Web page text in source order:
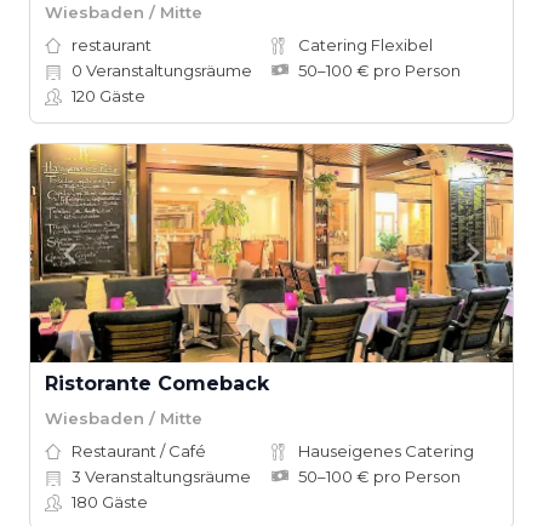
Wiesbaden / Mitte
restaurant
Catering Flexibel
0 Veranstaltungsräume
50–100 € pro Person
120 Gäste
Ristorante Comeback
Wiesbaden / Mitte
Restaurant / Café
Hauseigenes Catering
3 Veranstaltungsräume
50–100 € pro Person
180 Gäste